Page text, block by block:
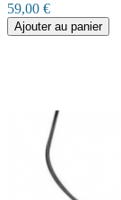
59,00 €
Ajouter au panier